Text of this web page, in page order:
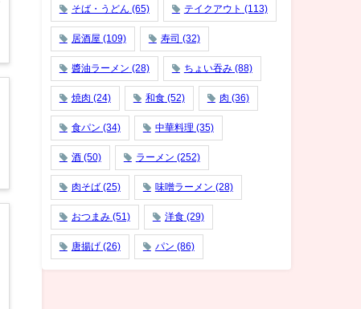
そば・うどん (65) テイクアウト (113)
居酒屋 (109) 寿司 (32)
醬油ラーメン (28) ちょい吞み(88)
焼肉 (24) 和食(52) 肉 (36)
食パン (34) 中華料理 (35)
酒 (50) ラーメン (252)
肉そば (25) 味噌ラーメン (28)
おつまみ(51) 洋食(29)
唐揚げ (26) パン (86)